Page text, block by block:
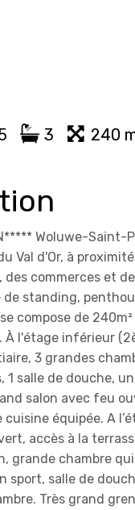
3 240
Woluwe-Saint-
Val d'Or, à
des commerces et
de standing,
compose de
À l'étage inférieur
3 grandes
1 salle de douche,
salon avec feu
cuisine équipée. A
accès à la
grande chambre
sport, salle de
Très grand